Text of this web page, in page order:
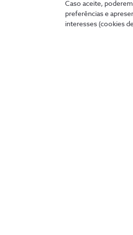
Caso aceite,
preferências e
interesses (cookies